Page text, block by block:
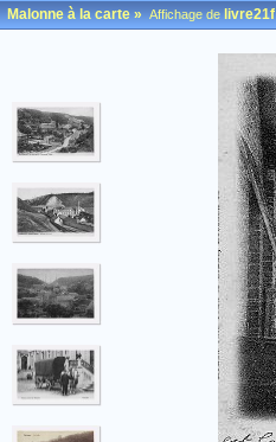
Malonne à la carte»Affichage delivre21f